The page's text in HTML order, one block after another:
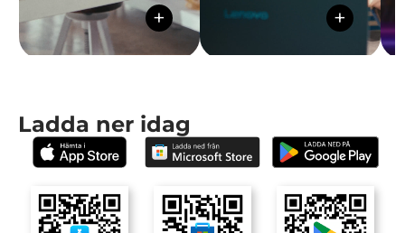
+ +
Ladda ner idag